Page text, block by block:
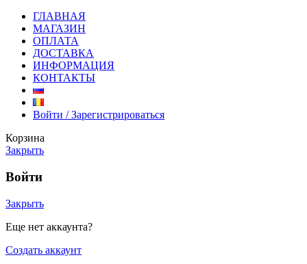
ГЛАВНАЯ
МАГАЗИН
ОПЛАТА
ДОСТАВКА
ИНФОРМАЦИЯ
КОНТАКТЫ
Войти / Зарегистрироваться
Корзина
Закрыть
Войти
Закрыть
Еще нет аккаунта?
Создать аккаунт